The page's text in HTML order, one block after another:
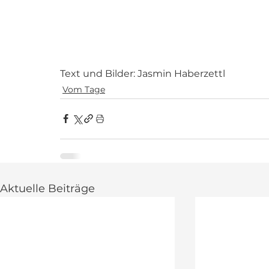
Text und Bilder: Jasmin Haberzettl
Vom Tage
Aktuelle Beiträge